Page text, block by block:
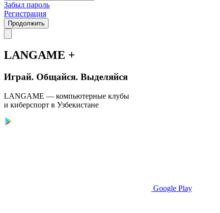
Забыл пароль
Регистрация
Продолжить
LANGAME +
Играй. Общайся. Выделяйся
LANGAME — компьютерные клубы
и киберспорт в Узбекистане
Google Play